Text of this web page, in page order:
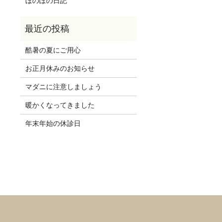
酷暑の夏にご用心
お正月休みのお知らせ
マダニに注意しましょう
暖かくなってきました
年末年始の休診日